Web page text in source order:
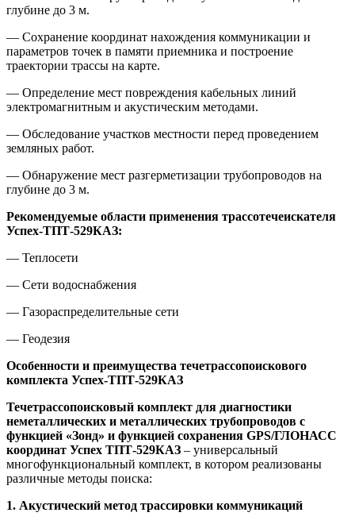
глубине до 3 м.
— Сохранение координат нахождения коммуникации и
параметров точек в памяти приемника и построение
траектории трассы на карте.
— Определение мест повреждения кабельных линий
электромагнитным и акустическим методами.
— Обследование участков местности перед проведением
земляных работ.
— Обнаружение мест разгерметизации трубопроводов на
глубине до 3 м.
Рекомендуемые области применения трассотечеискателя
Успех-ТПТ-529КАЗ:
— Теплосети
— Сети водоснабжения
— Газораспределительные сети
— Геодезия
Особенности и преимущества течетрассопоискового
комплекта Успех-ТПТ-529КАЗ
Течетрассопоисковый комплект для диагностики
неметаллических и металлических трубопроводов с
функцией «Зонд» и функцией сохранения GPS/ГЛОНАСС
координат Успех ТПТ-529КАЗ – универсальный
многофункциональный комплект, в котором реализованы
различные методы поиска:
1. Акустический метод трассировки коммуникаций